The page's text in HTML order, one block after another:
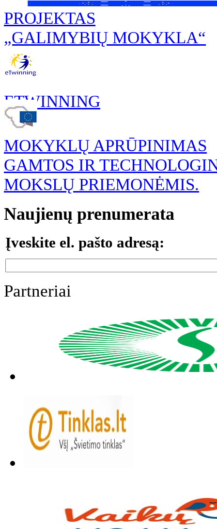
PROJEKTAS
„GALIMYBIŲ MOKYKLA“
ETWINNING
MOKYKLŲ APRŪPINIMAS
GAMTOS IR
MOKSLŲ PRIEMONĖMIS.
Naujienų prenumerata
Įveskite el. pašto adresą:
Partneriai